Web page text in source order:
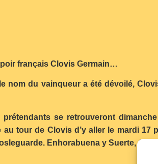
français Clovis Germain…
nom du vainqueur a été dévoilé,
se retrouveront
tour de Clovis d’y aller le mardi 17
Enhorabuena y Suerte,